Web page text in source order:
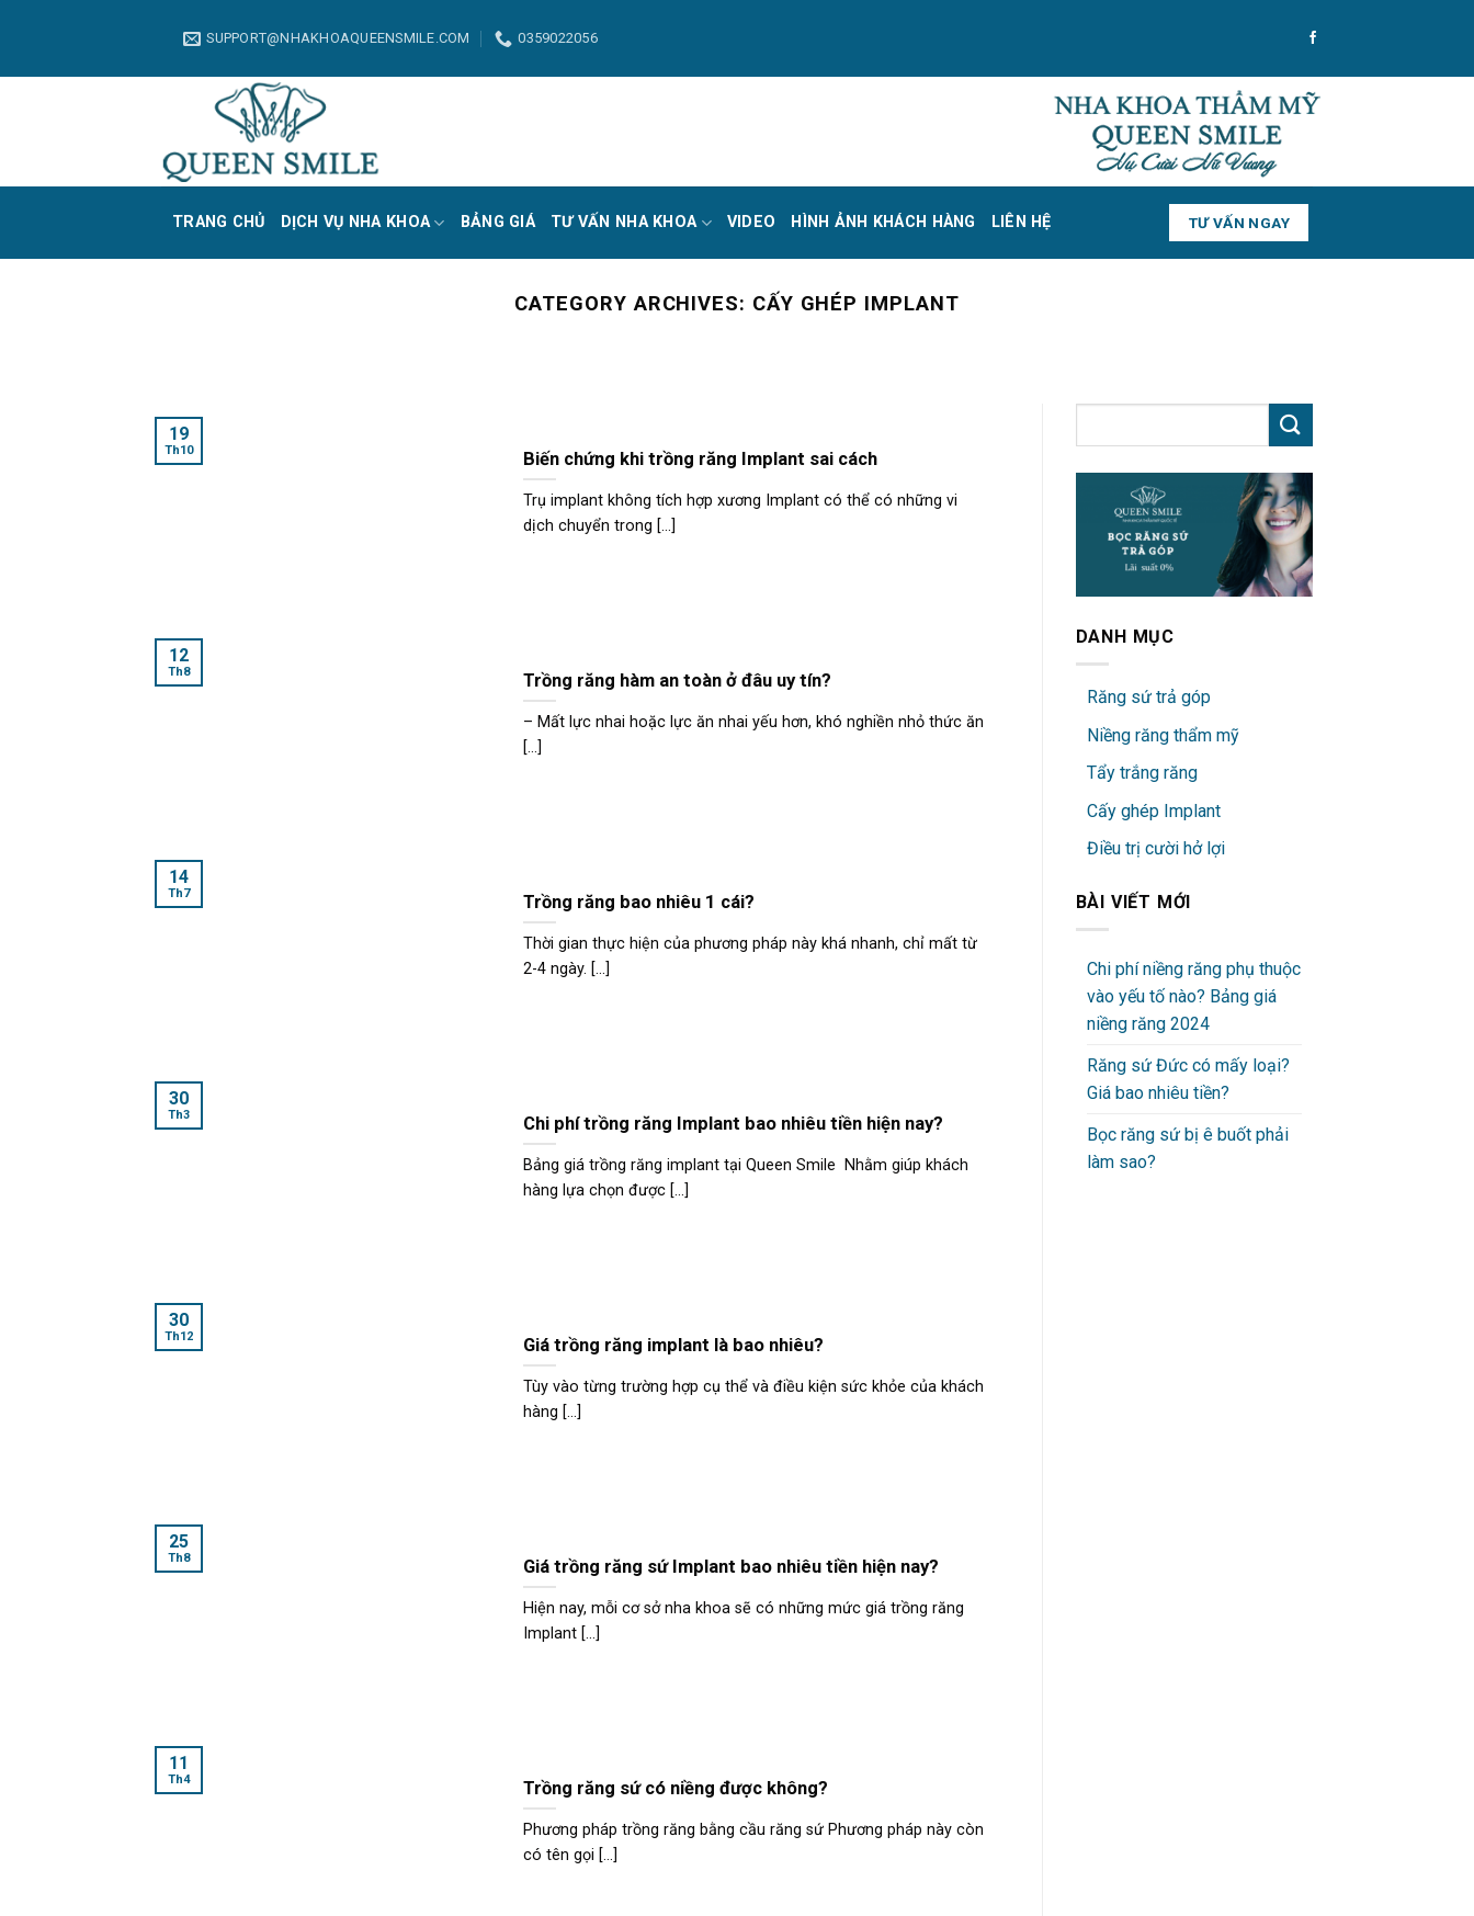
SUPPORT@NHAKHOAQUEENSMILE.COM 0359022056
TRANG CHỦ DỊCH VỤ NHA KHOA BẢNG GIÁ TƯ VẤN NHA KHOA VIDEO HÌNH ẢNH KHÁCH HÀNG LIÊN HỆ TƯ VẤN NGAY
CATEGORY ARCHIVES: CẤY GHÉP IMPLANT
Biến chứng khi trồng răng Implant sai cách
Trụ implant không tích hợp xương Implant có thể có những vi
dịch chuyển trong [...]
19
Th10
Trồng răng hàm an toàn ở đâu uy tín?
– Mất lực nhai hoặc lực ăn nhai yếu hơn, khó nghiền nhỏ thức ăn
[...]
12
Th8
Trồng răng bao nhiêu 1 cái?
Thời gian thực hiện của phương pháp này khá nhanh, chỉ mất từ
2-4 ngày. [...]
14
Th7
Chi phí trồng răng Implant bao nhiêu tiền hiện nay?
Bảng giá trồng răng implant tại Queen Smile Nhằm giúp khách
hàng lựa chọn được [...]
30
Th3
Giá trồng răng implant là bao nhiêu?
Tùy vào từng trường hợp cụ thể và điều kiện sức khỏe của khách
hàng [...]
30
Th12
Giá trồng răng sứ Implant bao nhiêu tiền hiện nay?
Hiện nay, mỗi cơ sở nha khoa sẽ có những mức giá trồng răng
Implant [...]
25
Th8
Trồng răng sứ có niềng được không?
Phương pháp trồng răng bằng cầu răng sứ Phương pháp này còn
có tên gọi [...]
11
Th4
DANH MỤC
Răng sứ trả góp
Niềng răng thẩm mỹ
Tẩy trắng răng
Cấy ghép Implant
Điều trị cười hở lợi
BÀI VIẾT MỚI
Chi phí niềng răng phụ thuộc
vào yếu tố nào? Bảng giá
niềng răng 2024
Răng sứ Đức có mấy loại?
Giá bao nhiêu tiền?
Bọc răng sứ bị ê buốt phải
làm sao?